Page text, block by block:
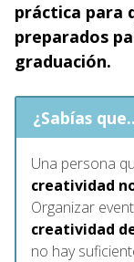
práctica para
preparados
graduación.
¿Sabías
Una persona
creatividad
Organizar
creatividad
no hay